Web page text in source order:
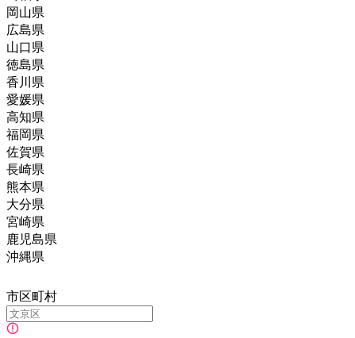
岡山県
広島県
山口県
徳島県
香川県
愛媛県
高知県
福岡県
佐賀県
長崎県
熊本県
大分県
宮崎県
鹿児島県
沖縄県
市区町村